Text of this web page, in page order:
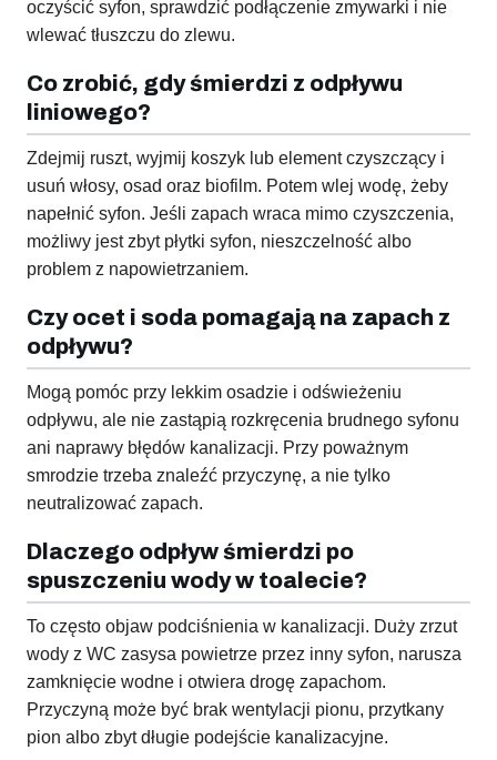
oczyścić syfon, sprawdzić podłączenie zmywarki i nie
wlewać tłuszczu do zlewu.
Co zrobić, gdy śmierdzi z odpływu
liniowego?
Zdejmij ruszt, wyjmij koszyk lub element czyszczący i
usuń włosy, osad oraz biofilm. Potem wlej wodę, żeby
napełnić syfon. Jeśli zapach wraca mimo czyszczenia,
możliwy jest zbyt płytki syfon, nieszczelność albo
problem z napowietrzaniem.
Czy ocet i soda pomagają na zapach z
odpływu?
Mogą pomóc przy lekkim osadzie i odświeżeniu
odpływu, ale nie zastąpią rozkręcenia brudnego syfonu
ani naprawy błędów kanalizacji. Przy poważnym
smrodzie trzeba znaleźć przyczynę, a nie tylko
neutralizować zapach.
Dlaczego odpływ śmierdzi po
spuszczeniu wody w toalecie?
To często objaw podciśnienia w kanalizacji. Duży zrzut
wody z WC zasysa powietrze przez inny syfon, narusza
zamknięcie wodne i otwiera drogę zapachom.
Przyczyną może być brak wentylacji pionu, przytkany
pion albo zbyt długie podejście kanalizacyjne.